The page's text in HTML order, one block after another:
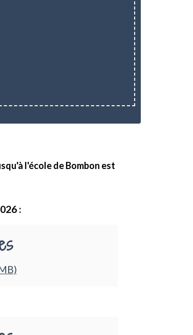
l'école de Bombon est
: